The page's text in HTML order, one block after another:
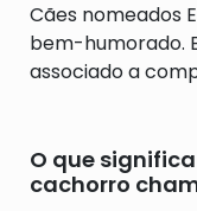
Cães nomeados
bem-humorado.
associado a
O que
cachorro